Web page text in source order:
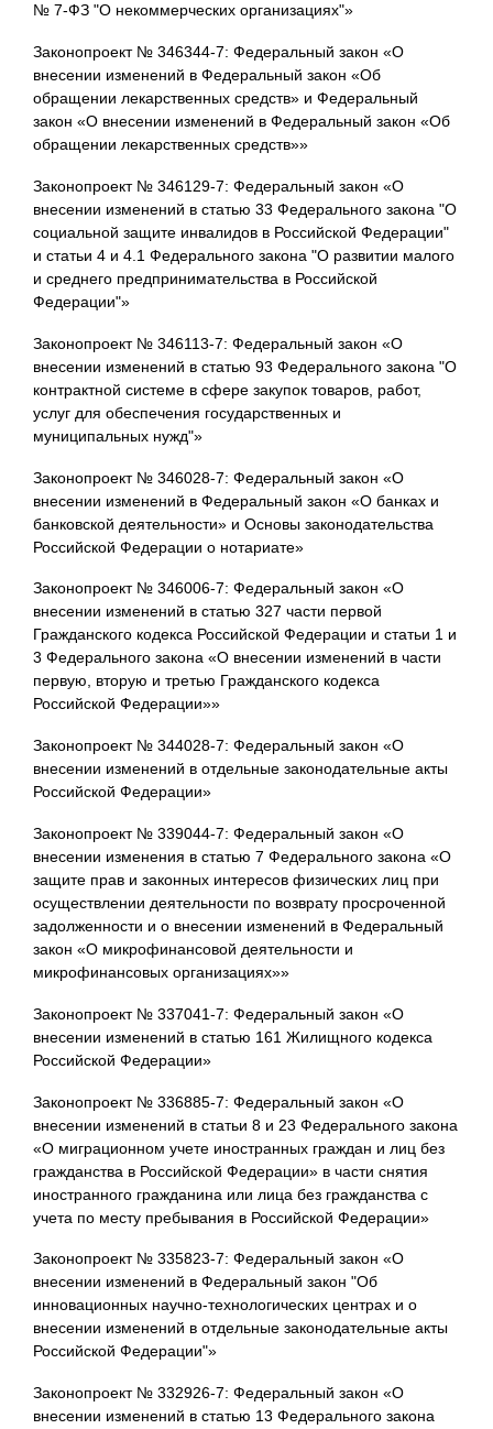
№ 7-ФЗ "О некоммерческих организациях"»
Законопроект № 346344-7: Федеральный закон «О
внесении изменений в Федеральный закон «Об
обращении лекарственных средств» и Федеральный
закон «О внесении изменений в Федеральный закон «Об
обращении лекарственных средств»»
Законопроект № 346129-7: Федеральный закон «О
внесении изменений в статью 33 Федерального закона "О
социальной защите инвалидов в Российской Федерации"
и статьи 4 и 4.1 Федерального закона "О развитии малого
и среднего предпринимательства в Российской
Федерации"»
Законопроект № 346113-7: Федеральный закон «О
внесении изменений в статью 93 Федерального закона "О
контрактной системе в сфере закупок товаров, работ,
услуг для обеспечения государственных и
муниципальных нужд"»
Законопроект № 346028-7: Федеральный закон «О
внесении изменений в Федеральный закон «О банках и
банковской деятельности» и Основы законодательства
Российской Федерации о нотариате»
Законопроект № 346006-7: Федеральный закон «О
внесении изменений в статью 327 части первой
Гражданского кодекса Российской Федерации и статьи 1 и
3 Федерального закона «О внесении изменений в части
первую, вторую и третью Гражданского кодекса
Российской Федерации»»
Законопроект № 344028-7: Федеральный закон «О
внесении изменений в отдельные законодательные акты
Российской Федерации»
Законопроект № 339044-7: Федеральный закон «О
внесении изменения в статью 7 Федерального закона «О
защите прав и законных интересов физических лиц при
осуществлении деятельности по возврату просроченной
задолженности и о внесении изменений в Федеральный
закон «О микрофинансовой деятельности и
микрофинансовых организациях»»
Законопроект № 337041-7: Федеральный закон «О
внесении изменений в статью 161 Жилищного кодекса
Российской Федерации»
Законопроект № 336885-7: Федеральный закон «О
внесении изменений в статьи 8 и 23 Федерального закона
«О миграционном учете иностранных граждан и лиц без
гражданства в Российской Федерации» в части снятия
иностранного гражданина или лица без гражданства с
учета по месту пребывания в Российской Федерации»
Законопроект № 335823-7: Федеральный закон «О
внесении изменений в Федеральный закон "Об
инновационных научно-технологических центрах и о
внесении изменений в отдельные законодательные акты
Российской Федерации"»
Законопроект № 332926-7: Федеральный закон «О
внесении изменений в статью 13 Федерального закона